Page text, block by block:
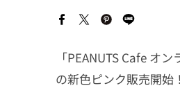
「PEANUTS Cafe オ
の新色ピンク販売開始